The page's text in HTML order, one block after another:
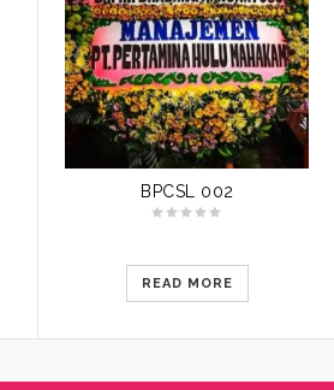
BPCSL 002
READ MORE